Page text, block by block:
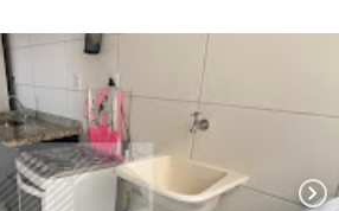
chevron_right